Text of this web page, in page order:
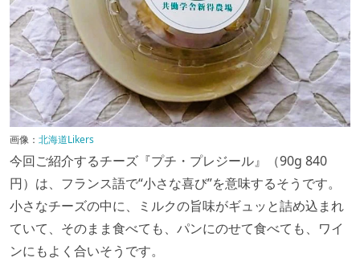
画像： 北海道Likers
今回ご紹介するチーズ『プチ・プレジール』（90g 840
円）は、フランス語で“小さな喜び”を意味するそうです。
小さなチーズの中に、ミルクの旨味がギュッと詰め込まれ
ていて、そのまま食べても、パンにのせて食べても、ワイ
ンにもよく合いそうです。